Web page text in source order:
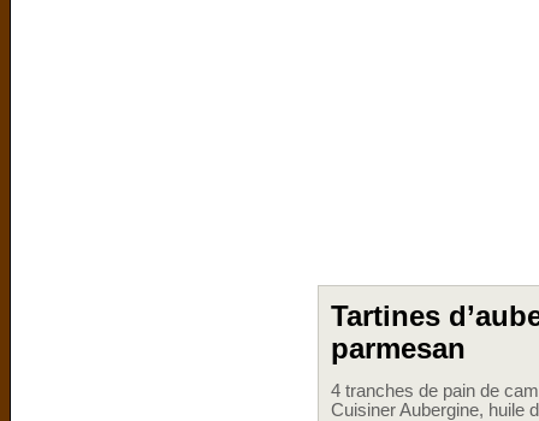
Tartines
parmesan
4 tranches de pain de
Cuisiner Aubergine, huile